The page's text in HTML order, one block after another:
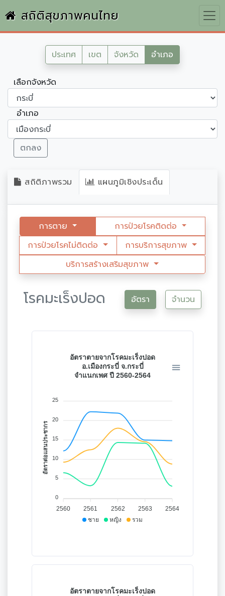
สถิติสุขภาพคนไทย
ประเทศ เขต จังหวัด อำเภอ
เลือกจังหวัด
อำเภอ
ตกลง
สถิติภาพรวม แผนภูมิเชิงประเด็น
การตาย
การป่วยโรคติดต่อ
การป่วยโรคไม่ติดต่อ
การบริการสุขภาพ
บริการสร้างเสริมสุขภาพ
โรคมะเร็งปอด อัตรา จำนวน